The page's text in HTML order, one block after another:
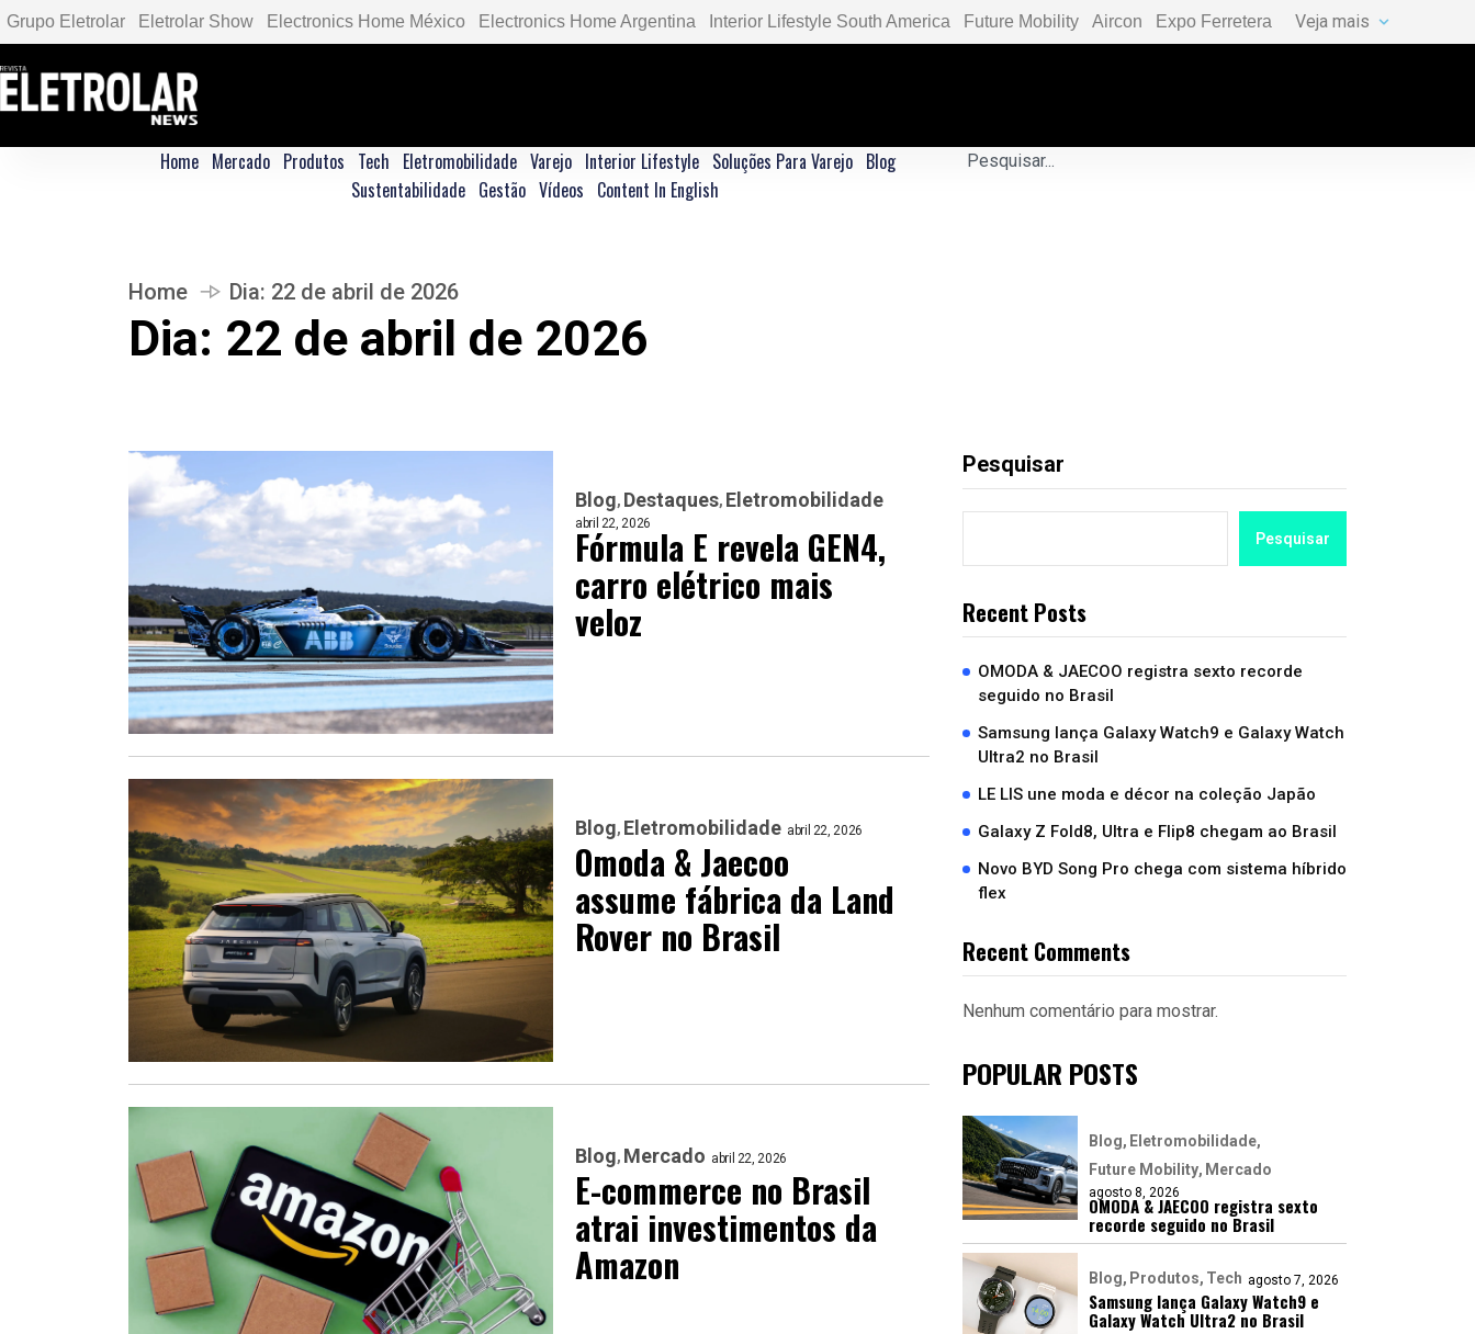
Grupo Eletrolar Eletrolar Show Electronics Home México Electronics Home Argentina Interior Lifestyle South America Future Mobility Aircon Expo Ferretera Veja mais
Home Mercado Produtos Tech Eletromobilidade Varejo Interior Lifestyle Soluções Para Varejo Blog
Sustentabilidade Gestão Vídeos Content In English
Home Dia: 22 de abril de 2026
Dia: 22 de abril de 2026
Blog Destaques Eletromobilidade
abril 22, 2026
Fórmula E revela GEN4,
carro elétrico mais
veloz
Blog Eletromobilidade abril 22, 2026
Omoda & Jaecoo
assume fábrica da Land
Rover no Brasil
Blog Mercado abril 22, 2026
E-commerce no Brasil
atrai investimentos da
Amazon
Pesquisar
Pesquisar
Recent Posts
OMODA & JAECOO registra sexto recorde
seguido no Brasil
Samsung lança Galaxy Watch9 e Galaxy Watch
Ultra2 no Brasil
LE LIS une moda e décor na coleção Japão
Galaxy Z Fold8, Ultra e Flip8 chegam ao Brasil
Novo BYD Song Pro chega com sistema híbrido
flex
Recent Comments
Nenhum comentário para mostrar.
POPULAR POSTS
Blog
Eletromobilidade
Future Mobility Mercado
agosto 8, 2026
OMODA & JAECOO registra sexto
recorde seguido no Brasil
Blog Produtos Tech agosto 7, 2026
Samsung lança Galaxy Watch9 e
Galaxy Watch Ultra2 no Brasil